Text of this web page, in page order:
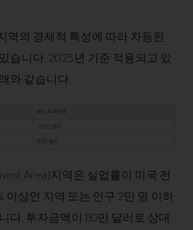
역의 경제적 특성에 따라 차등된
습니다. 2025년 기준 적용되고 있
와 같습니다.
Area)지역은 실업률이 미국 전
이상인 지역 또는 인구 2만 명 이하
다. 투자금액이 80만 달러로 상대